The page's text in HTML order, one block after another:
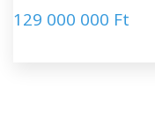
129 000 000 Ft